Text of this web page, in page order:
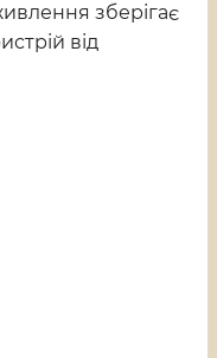
зберігає
від